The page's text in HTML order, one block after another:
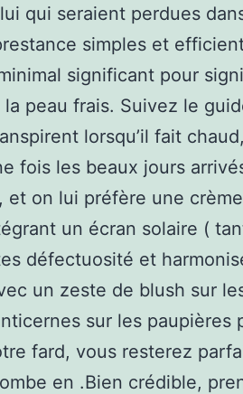
qui seraient perdues
simples et
significant pour
peau frais. Suivez le
lorsqu’il fait
fois les beaux jours
on lui préfère une crème
un écran solaire (
défectuosité et
un zeste de blush sur
sur les paupières
fard, vous resterez
en .Bien crédible,